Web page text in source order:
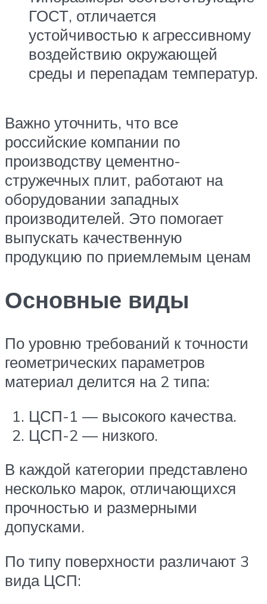
ГОСТ, отличается
устойчивостью к агрессивному
воздействию окружающей
среды и перепадам температур.
Важно уточнить, что все
российские компании по
производству цементно-
стружечных плит, работают на
оборудовании западных
производителей. Это помогает
выпускать качественную
продукцию по приемлемым ценам
Основные виды
По уровню требований к точности
геометрических параметров
материал делится на 2 типа:
ЦСП-1 — высокого качества.
ЦСП-2 — низкого.
В каждой категории представлено
несколько марок, отличающихся
прочностью и размерными
допусками.
По типу поверхности различают 3
вида ЦСП: